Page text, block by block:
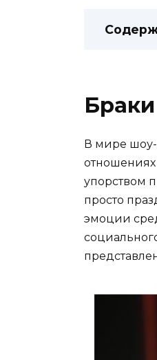
В мире шоу-
упорством
просто
эмоции